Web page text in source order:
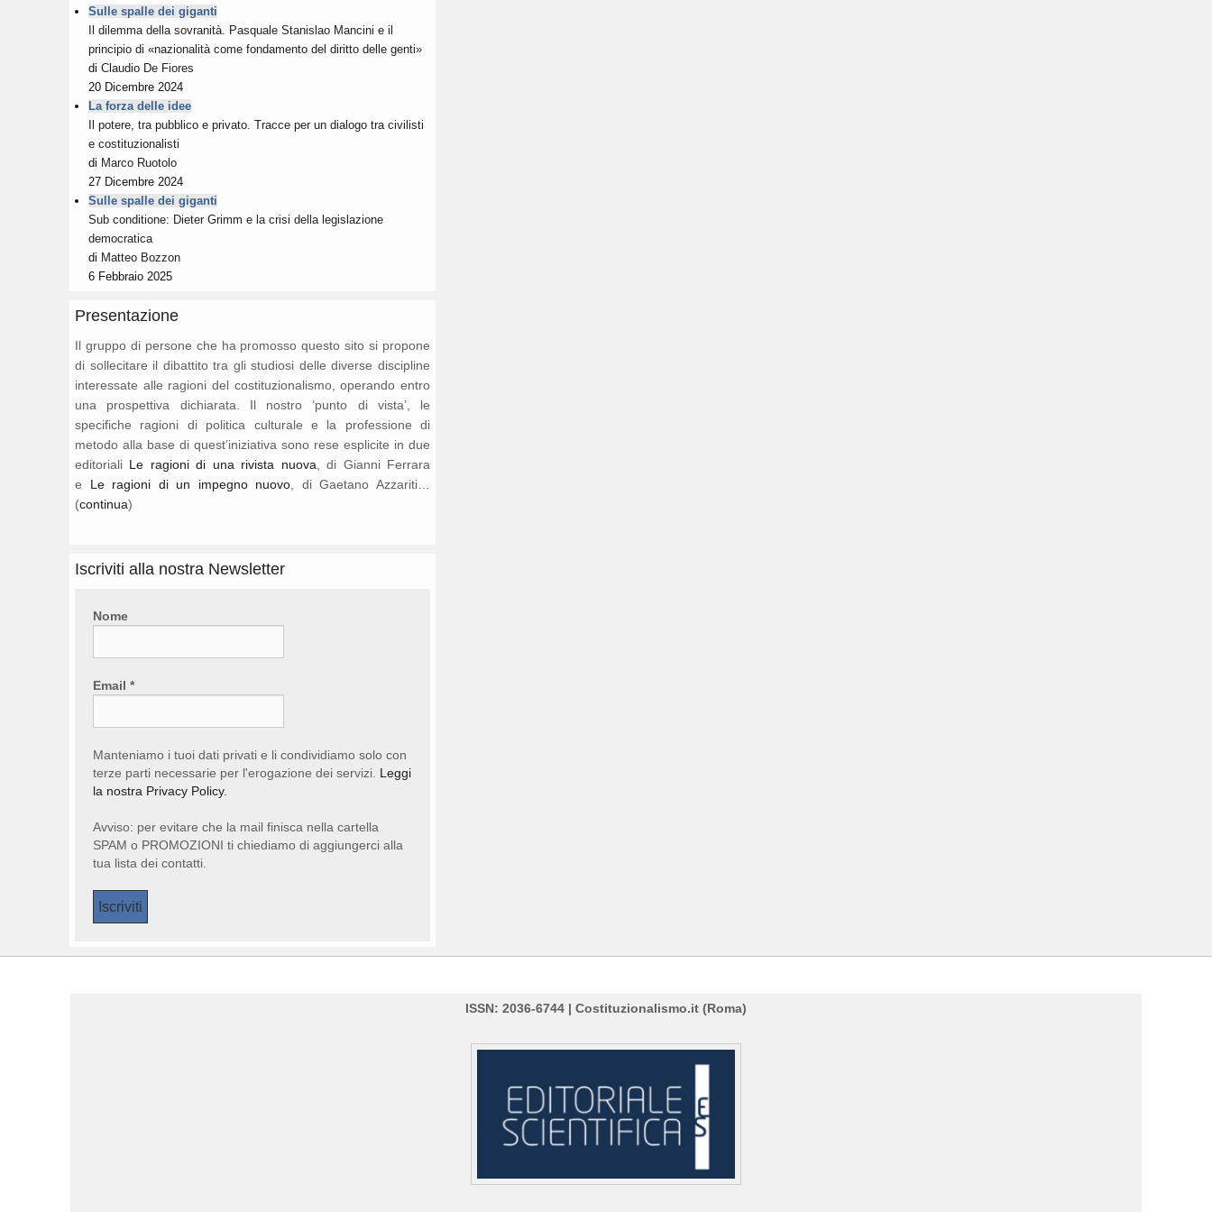
Sulle spalle dei giganti
Il dilemma della sovranità. Pasquale Stanislao Mancini e il
principio di «nazionalità come fondamento del diritto delle genti»
di Claudio De Fiores
20 Dicembre 2024
La forza delle idee
Il potere, tra pubblico e privato. Tracce per un dialogo tra civilisti
e costituzionalisti
di Marco Ruotolo
27 Dicembre 2024
Sulle spalle dei giganti
Sub conditione: Dieter Grimm e la crisi della legislazione
democratica
di Matteo Bozzon
6 Febbraio 2025
Presentazione
Il gruppo di persone che ha promosso questo sito si propone
di sollecitare il dibattito tra gli studiosi delle diverse discipline
interessate alle ragioni del costituzionalismo, operando entro
una prospettiva dichiarata. Il nostro ‘punto di vista’, le
specifiche ragioni di politica culturale e la professione di
metodo alla base di quest’iniziativa sono rese esplicite in due
editoriali Le ragioni di una rivista nuova , di Gianni Ferrara
e Le ragioni di un impegno nuovo , di Gaetano Azzariti…
(continua)
Iscriviti alla nostra Newsletter
Nome
Email *
Manteniamo i tuoi dati privati e li condividiamo solo con
terze parti necessarie per l'erogazione dei servizi. Leggi
la nostra Privacy Policy.
Avviso: per evitare che la mail finisca nella cartella
SPAM o PROMOZIONI ti chiediamo di aggiungerci alla
tua lista dei contatti.
ISSN: 2036-6744 | Costituzionalismo.it (Roma)